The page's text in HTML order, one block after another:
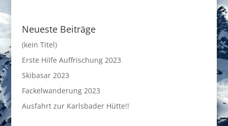
Neueste Beiträge
(kein Titel)
Erste Hilfe Auffrischung 2023
Skibasar 2023
Fackelwanderung 2023
Ausfahrt zur Karlsbader Hütte!!